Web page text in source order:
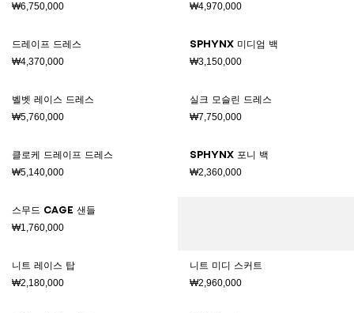
₩6,750,000 ₩4,970,000
드레이프 드레스
₩4,370,000
SPHYNX 미디엄 백
₩3,150,000
벨벳 레이스 드레스
₩5,760,000
실크 모슬린 드레스
₩7,750,000
클로케 드레이프 드레스
₩5,140,000
SPHYNX 포니 백
₩2,360,000
스무드 Cage 샌들
₩1,760,000
니트 레이스 탑
₩2,180,000
니트 미디 스커트
₩2,960,000